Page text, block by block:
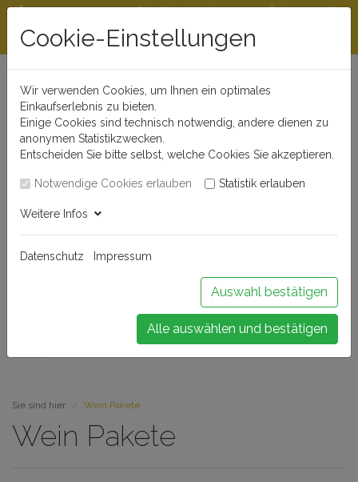
Beratungshotline
0721 - 830 777 0
Rabattstaffeln ab
300 €
Öffnungszeiten
Buchen Sie Ihr Weinseminar!
Sie sind hier: Wein Pakete
Wein Pakete
Cookie-Einstellungen
Wir verwenden Cookies, um Ihnen ein optimales
Einkaufserlebnis zu bieten.
Einige Cookies sind technisch notwendig, andere dienen zu
anonymen Statistikzwecken.
Entscheiden Sie bitte selbst, welche Cookies Sie akzeptieren.
Notwendige Cookies erlauben Statistik erlauben
Weitere Infos
Datenschutz Impressum
Auswahl bestätigen
Alle auswählen und bestätigen